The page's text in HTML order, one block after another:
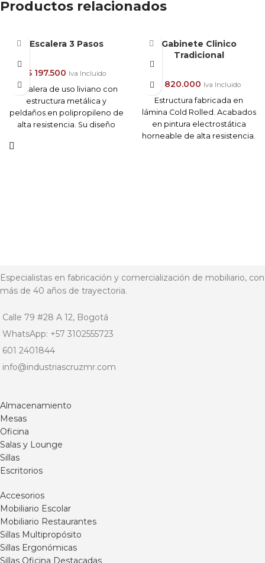
Productos relacionados
Escalera 3 Pasos
$ 197.500 Iva Incluido
Escalera de uso liviano con
estructura metálica y
peldaños en polipropileno de
alta resistencia. Su diseño
Gabinete Clinico
Tradicional
820.000 Iva Incluido
Estructura fabricada en
lámina Cold Rolled. Acabados
en pintura electrostática
horneable de alta resistencia.
del envío .
Envíos (8) a (15) días hábiles
Especialistas en fabricación y comercialización de mobiliario, con
más de 40 años de trayectoria.
Calle 79 #28 A 12, Bogotá
WhatsApp: +57 3102555723
601 2401844
info@industriascruzmr.com
Almacenamiento
Mesas
Oficina
Salas y Lounge
Sillas
Escritorios
Accesorios
Mobiliario Escolar
Mobiliario Restaurantes
Sillas Multipropósito
Sillas Ergonómicas
Sillas Oficina Destacadas